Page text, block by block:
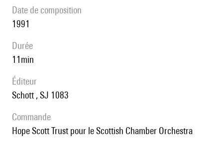
date de composition
1991
durée
11min
éditeur
Schott , SJ 1083
Commande
Hope Scott Trust pour le Scottish Chamber Orchestra